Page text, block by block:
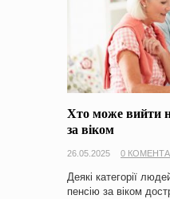
Хто може вийти
за віком
26.05.2025 0
Деякі категорії
пенсію за віком